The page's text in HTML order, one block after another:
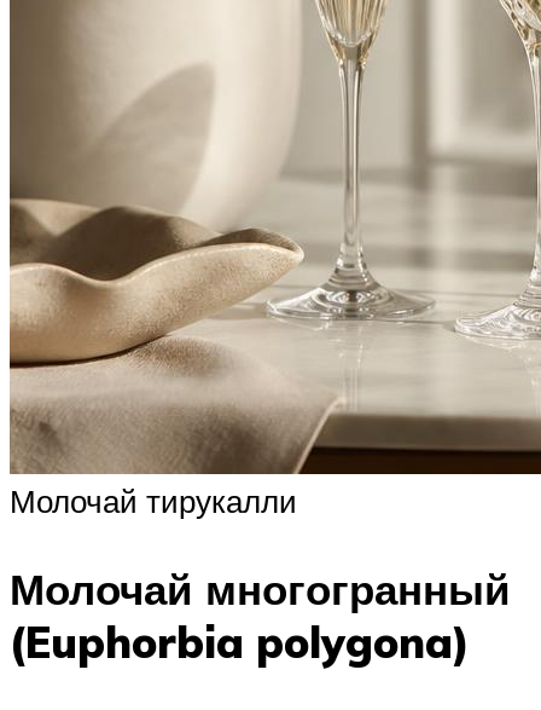
Молочай тирукалли
Молочай многогранный
(Euphorbia polygona)